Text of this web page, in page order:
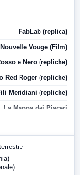
FabLab (replica)
Nouvelle Vouge (Film)
e Nero (repliche)
Red Roger (repliche)
Meridiani (repliche)
La Mappa dei Piaceri